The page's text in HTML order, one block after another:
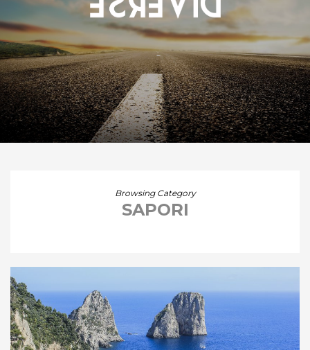
Browsing Category
SAPORI